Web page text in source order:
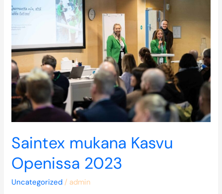
Saintex mukana Kasvu
Openissa 2023
Uncategorized / admin
mukana
Kasvu
Openissa